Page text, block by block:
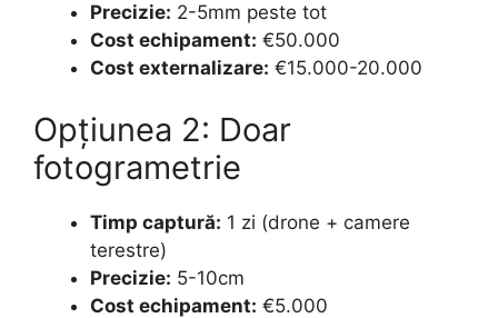
Precizie: 2-5mm peste tot
Cost echipament: €50.000
Cost externalizare: €15.000-20.000
Opțiunea 2: Doar
fotogrametrie
Timp captură: 1 zi (drone + camere
terestre)
Precizie: 5-10cm
Cost echipament: €5.000